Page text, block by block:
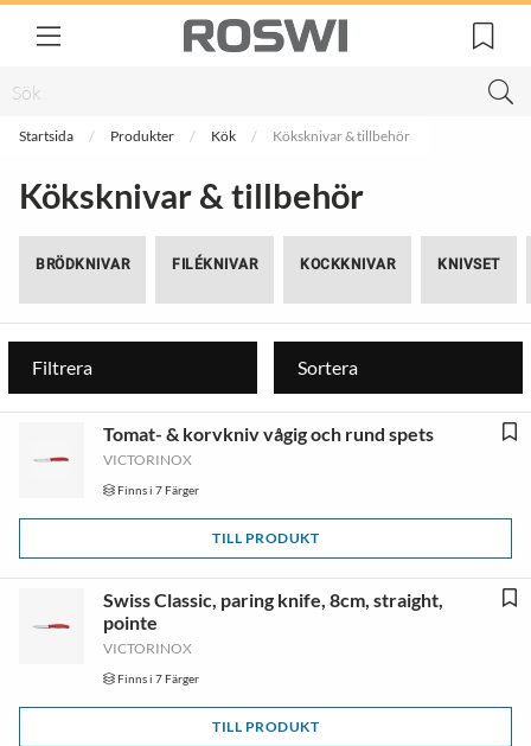
Startsida Produkter Kök Köksknivar & tillbehör
Köksknivar & tillbehör
BRÖDKNIVAR FILÉKNIVAR KOCKKNIVAR KNIVSET
Filtrera Sortera
Tomat- & korvkniv vågig och rund spets
VICTORINOX
Finns i 7 Färger
TILL PRODUKT
Swiss Classic, paring knife, 8cm, straight,
pointe
VICTORINOX
Finns i 7 Färger
TILL PRODUKT